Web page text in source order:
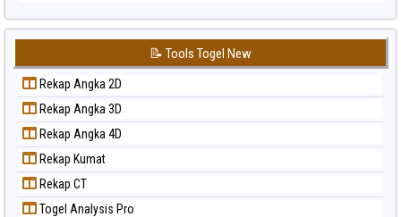
📝 Tools Togel New
Rekap Angka 2D
Rekap Angka 3D
Rekap Angka 4D
Rekap Kumat
Rekap CT
Togel Analysis Pro